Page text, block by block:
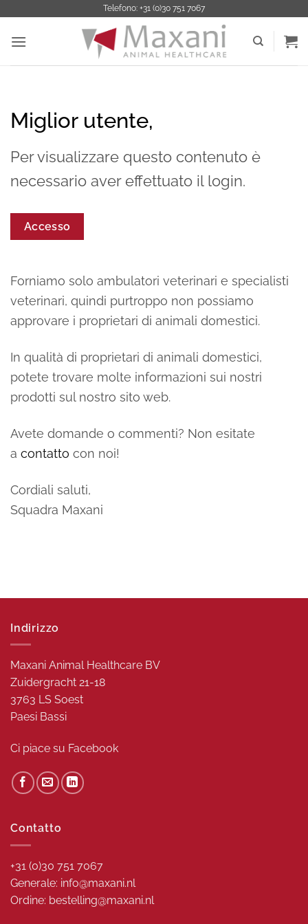
contenuti
Telefono: +31 (0)30 751 7067
Miglior utente,
Per visualizzare questo contenuto è
necessario aver effettuato il login.
Accesso
Forniamo solo ambulatori veterinari e specialisti
veterinari, quindi purtroppo non possiamo
approvare i proprietari di animali domestici.
In qualità di proprietari di animali domestici,
potete trovare molte informazioni sui nostri
prodotti sul nostro sito web.
Avete domande o commenti? Non esitate
a contatto con noi!
Cordiali saluti,
Squadra Maxani
Indirizzo
Maxani Animal Healthcare BV
Zuidergracht 21-18
3763 LS Soest
Paesi Bassi
Ci piace su Facebook
Contatto
+31 (0)30 751 7067
Generale: info@maxani.nl
Ordine: bestelling@maxani.nl